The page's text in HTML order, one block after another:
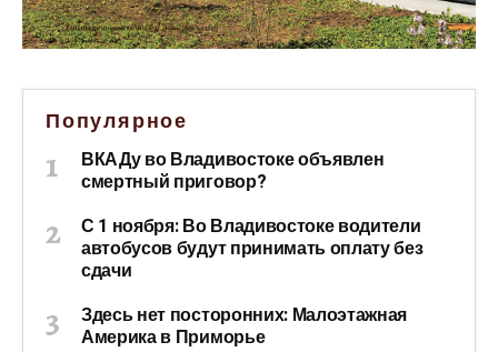
Популярное
ВКАДу во Владивостоке объявлен
смертный приговор?
С 1 ноября: Во Владивостоке водители
автобусов будут принимать оплату без
сдачи
Здесь нет посторонних: Малоэтажная
Америка в Приморье